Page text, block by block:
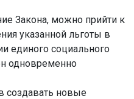
Закона, можно прийти к
указанной льготы в
единого социального
одновременно
создавать новые